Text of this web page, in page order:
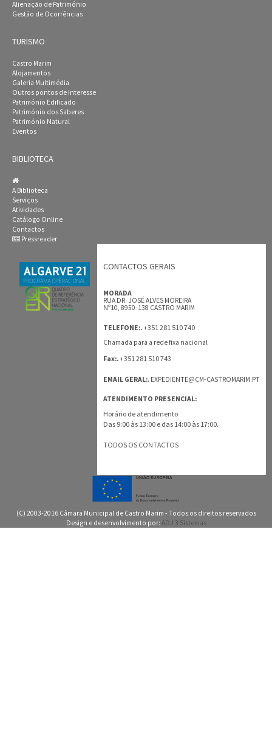
Alienação de Património
Gestão de Ocorrências
TURISMO
Castro Marim
Alojamentos
Galeria Multimédia
Outros pontos de Interesse
Património Edificado
Património dos Saberes
Património Natural
Eventos
BIBLIOTECA
A Biblioteca
Serviços
Atividades
Catálogo Online
Contactos
Pressreader
CONTACTOS GERAIS
MORADA
RUA DR. JOSÉ ALVES MOREIRA
Nº10, 8950-138 CASTRO MARIM
TELEFONE:.+351 281 510 740
Chamada para a rede fixa nacional
Fax:.+351 281 510 743
EMAIL GERAL:. EXPEDIENTE@CM-CASTROMARIM.PT
ATENDIMENTO PRESENCIAL:
Horário de atendimento
Das 9:00 às 13:00 e das 14:00 às 17:00.
TODOS OS CONTACTOS
(C) 2003-2016 Câmara Municipal de Castro Marim - Todos os direitos reservados
Design e desenvolvimento por: ADJ 3 Sistemas